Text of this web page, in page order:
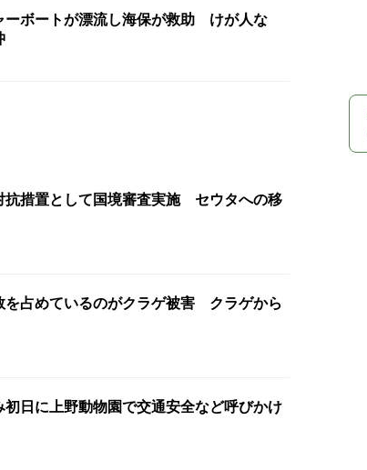
ボートが漂流し海保が救助 けが人な
措置として国境審査実施 セウタへの移
を占めているのがクラゲ被害 クラゲから
初日に上野動物園で交通安全など呼びかけ